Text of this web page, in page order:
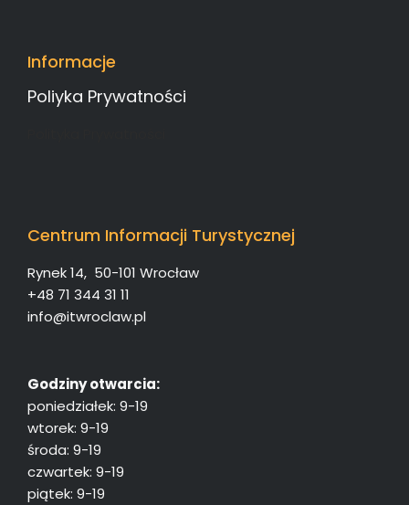
Informacje
Poliyka Prywatności
Centrum Informacji Turystycznej
Rynek 14, 50-101 Wrocław
+48 71 344 31 11
info@itwroclaw.pl
Godziny otwarcia:
poniedziałek: 9-19
wtorek: 9-19
środa: 9-19
czwartek: 9-19
piątek: 9-19